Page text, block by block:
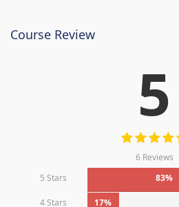
Course Review
5
6 Reviews
5 Stars
83%
4 Stars 17%